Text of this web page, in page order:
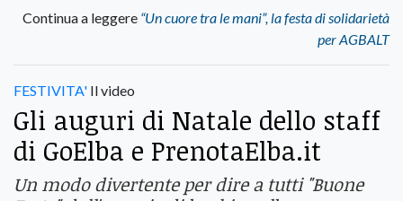
Continua a leggere “Un cuore tra le mani”, la festa di solidarietà
per AGBALT
FESTIVITA' Il video
Gli auguri di Natale dello staff
di GoElba e PrenotaElba.it
Un modo divertente per dire a tutti "Buone